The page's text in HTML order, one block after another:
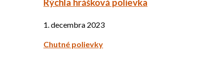
Rýchla hrášková polievka
1. decembra 2023
Chutné polievky